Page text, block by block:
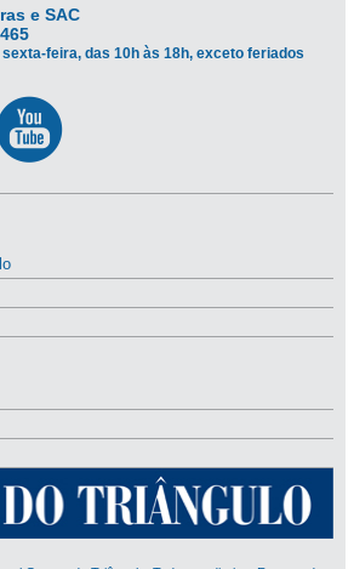
e SAC
sexta-feira, das 10h às 18h, exceto feriados